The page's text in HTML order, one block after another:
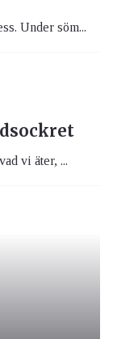
Under söm...
vi äter, ...